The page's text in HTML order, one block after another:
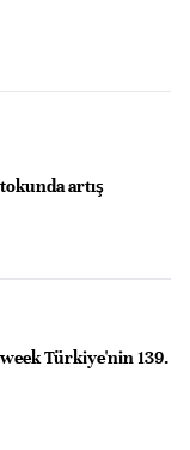
artış
Türkiye'nin 139.